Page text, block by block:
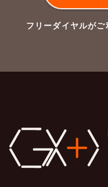
フリーダイヤルが